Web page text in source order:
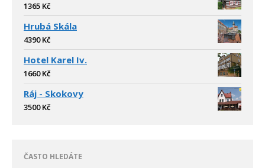
1365 Kč
Hrubá Skála
4390Kč
Hotel Karel Iv.
1660Kč
Ráj - Skokovy
3500Kč
ČASTO HLEDÁTE